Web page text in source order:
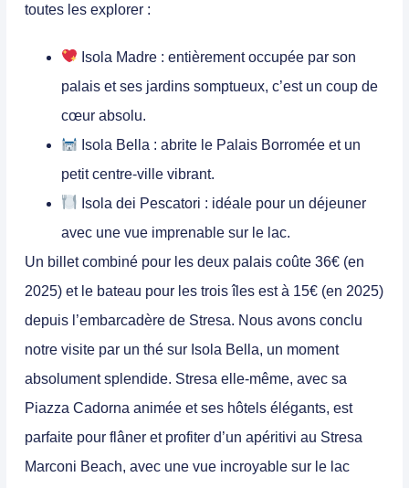
toutes les explorer :
Isola Madre : entièrement occupée par son
palais et ses jardins somptueux, c’est un coup de
cœur absolu.
Isola Bella : abrite le Palais Borromée et un
petit centre-ville vibrant.
Isola dei Pescatori : idéale pour un déjeuner
avec une vue imprenable sur le lac.
Un billet combiné pour les deux palais coûte 36€ (en
2025) et le bateau pour les trois îles est à 15€ (en 2025)
depuis l’embarcadère de Stresa. Nous avons conclu
notre visite par un thé sur Isola Bella, un moment
absolument splendide. Stresa elle-même, avec sa
Piazza Cadorna animée et ses hôtels élégants, est
parfaite pour flâner et profiter d’un apéritivi au Stresa
Marconi Beach, avec une vue incroyable sur le lac